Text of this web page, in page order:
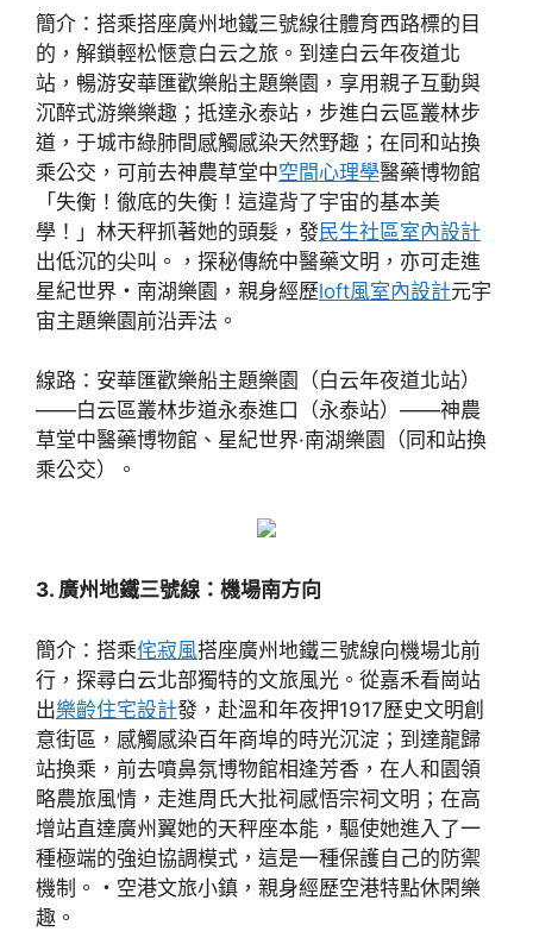
簡介：搭乘搭座廣州地鐵三號線往體育西路標的目
的，解鎖輕松愜意白云之旅。到達白云年夜道北
站，暢游安華匯歡樂船主題樂園，享用親子互動與
沉醉式游樂樂趣；抵達永泰站，步進白云區叢林步
道，于城市綠肺間感觸感染天然野趣；在同和站換
乘公交，可前去神農草堂中空間心理學醫藥博物館
「失衡！徹底的失衡！這違背了宇宙的基本美
學！」林天秤抓著她的頭髮，發民生社區室內設計
出低沉的尖叫。，探秘傳統中醫藥文明，亦可走進
星紀世界・南湖樂園，親身經歷loft風室內設計元宇
宙主題樂園前沿弄法。
線路：安華匯歡樂船主題樂園（白云年夜道北站）
——白云區叢林步道永泰進口（永泰站）——神農
草堂中醫藥博物館、星紀世界·南湖樂園（同和站換
乘公交）。
3. 廣州地鐵三號線：機場南方向
簡介：搭乘侘寂風搭座廣州地鐵三號線向機場北前
行，探尋白云北部獨特的文旅風光。從嘉禾看崗站
出樂齡住宅設計發，赴溫和年夜押1917歷史文明創
意街區，感觸感染百年商埠的時光沉淀；到達龍歸
站換乘，前去噴鼻氛博物館相逢芳香，在人和園領
略農旅風情，走進周氏大批祠感悟宗祠文明；在高
增站直達廣州翼她的天秤座本能，驅使她進入了一
種極端的強迫協調模式，這是一種保護自己的防禦
機制。・空港文旅小鎮，親身經歷空港特點休閑樂
趣。